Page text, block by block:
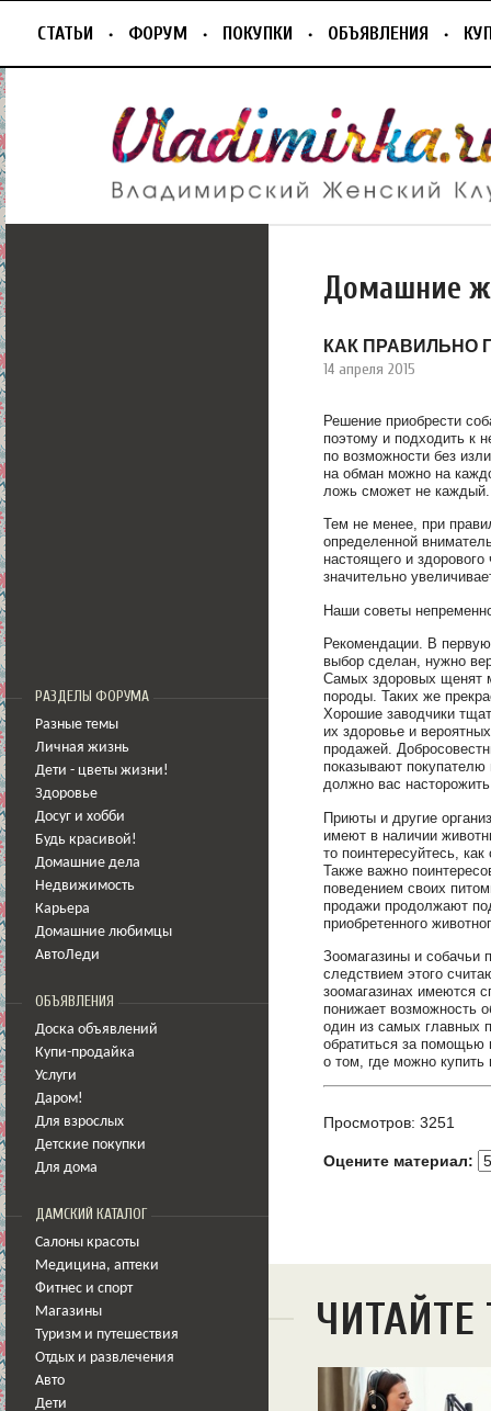
СТАТЬИ ФОРУМ ПОКУПКИ ОБЪЯВЛЕНИЯ
РАЗДЕЛЫ ФОРУМА
Разные темы
Личная жизнь
Дети - цветы жизни!
Здоровье
Досуг и хобби
Будь красивой!
Домашние дела
Недвижимость
Карьера
Домашние любимцы
АвтоЛеди
ОБЪЯВЛЕНИЯ
Доска объявлений
Купи-продайка
Услуги
Даром!
Для взрослых
Детские покупки
Для дома
ДАМСКИЙ КАТАЛОГ
Салоны красоты
Медицина, аптеки
Фитнес и спорт
Магазины
Туризм и путешествия
Отдых и развлечения
Авто
Дети
Домашние
КАК ПРАВИЛЬНО
14 апреля 2015
Решение приобрести
поэтому и подходить к
по возможности без
на обман можно на
ложь сможет не
Тем не менее, при
определенной
настоящего и здорового
значительно
Наши советы
Рекомендации. В
выбор сделан, нужно
Самых здоровых щенят
породы. Таких же
Хорошие заводчики
их здоровье и
продажей.
показывают
должно вас
Приюты и другие
имеют в наличии
то поинтересуйтесь,
Также важно
поведением своих
продажи продолжают
приобретенного
Зоомагазины и собачьи
следствием этого
зоомагазинах имеются
понижает возможность
один из самых главных
обратиться за помощью
о том, где можно
Просмотров: 3251
Оцените материал: